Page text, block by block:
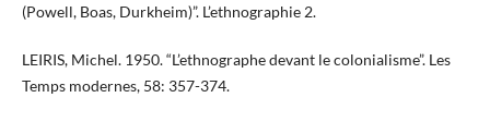
(Powell, Boas, Durkheim)”. L’ethnographie 2.
LEIRIS, Michel. 1950. “L’ethnographe devant le colonialisme”. Les
Temps modernes, 58: 357-374.